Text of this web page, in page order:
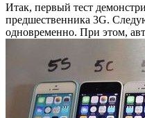
Итак, первый тест
предшественника 3G.
одновременно. При этом,